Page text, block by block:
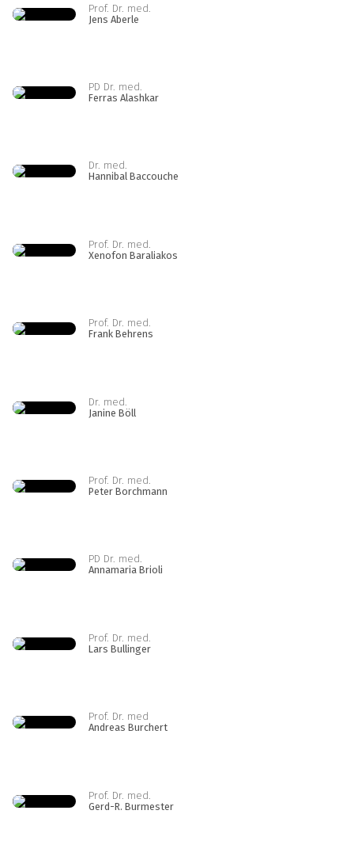
Prof. Dr. med.
Jens Aberle
PD Dr. med.
Ferras Alashkar
Dr. med.
Hannibal Baccouche
Prof. Dr. med.
Xenofon Baraliakos
Prof. Dr. med.
Frank Behrens
Dr. med.
Janine Böll
Prof. Dr. med.
Peter Borchmann
PD Dr. med.
Annamaria Brioli
Prof. Dr. med.
Lars Bullinger
Prof. Dr. med
Andreas Burchert
Prof. Dr. med.
Gerd-R. Burmester